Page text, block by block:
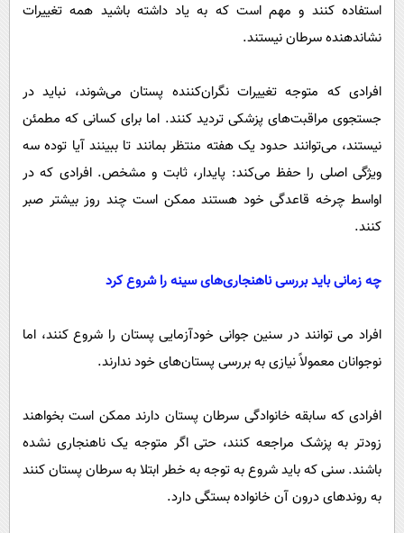
استفاده کنند و مهم است که به یاد داشته باشید همه تغییرات
نشاندهنده سرطان نیستند.
افرادی که متوجه تغییرات نگران‌کننده پستان می‌شوند، نباید در
جستجوی مراقبت‌های پزشکی تردید کنند. اما برای کسانی که مطمئن
نیستند، می‌توانند حدود یک هفته منتظر بمانند تا ببینند آیا توده سه
ویژگی اصلی را حفظ می‌کند: پایدار، ثابت و مشخص. افرادی که در
اواسط چرخه قاعدگی خود هستند ممکن است چند روز بیشتر صبر
کنند.
چه زمانی باید بررسی ناهنجاری‌های سینه را شروع کرد
افراد می توانند در سنین جوانی خودآزمایی پستان را شروع کنند، اما
نوجوانان معمولاً نیازی به بررسی پستان‌های خود ندارند.
افرادی که سابقه خانوادگی سرطان پستان دارند ممکن است بخواهند
زودتر به پزشک مراجعه کنند، حتی اگر متوجه یک ناهنجاری نشده
باشند. سنی که باید شروع به توجه به خطر ابتلا به سرطان پستان کنند
به روندهای درون آن خانواده بستگی دارد.